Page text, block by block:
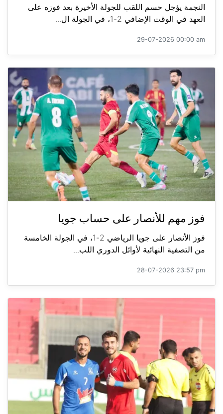
النجمة يؤجل حسم اللقب للجولة الأخيرة بعد فوزه على
العهد في الوقت الإضافي 2-1، في الجولة ال...
29-07-2026 00:00 am
فوز مهم للأنصار على حساب جويا
فوز الأنصار على جويا الرياضي 2-1، في الجولة الخامسة
من التصفية النهائية لأوائل الدوري اللب...
28-07-2026 23:57 pm